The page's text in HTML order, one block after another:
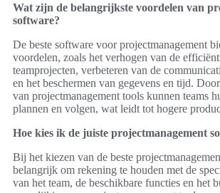
Wat zijn de belangrijkste voordelen van
software?
De beste software voor projectmanagement
voordelen, zoals het verhogen van de
teamprojecten, verbeteren van de
en het beschermen van gegevens en tijd.
van projectmanagement tools kunnen teams
plannen en volgen, wat leidt tot hogere
Hoe kies ik de juiste projectmanagement
Bij het kiezen van de beste
belangrijk om rekening te houden met de
van het team, de beschikbare functies en het